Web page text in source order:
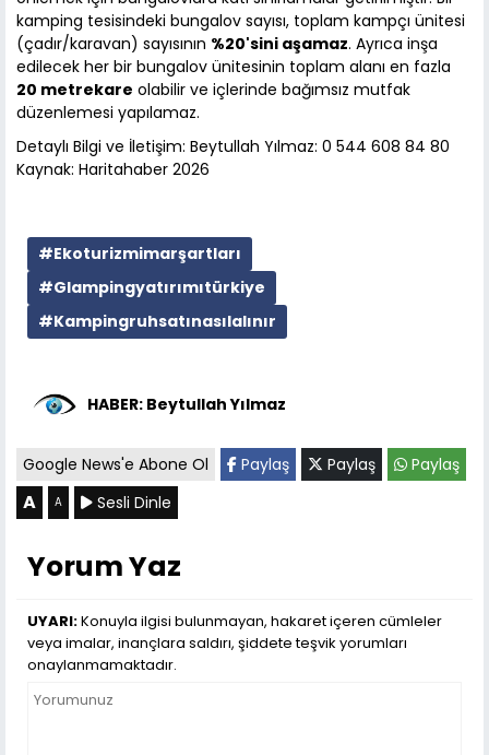
kamping tesisindeki bungalov sayısı, toplam kampçı ünitesi
(çadır/karavan) sayısının %20'sini aşamaz. Ayrıca inşa
edilecek her bir bungalov ünitesinin toplam alanı en fazla
20 metrekare olabilir ve içlerinde bağımsız mutfak
düzenlemesi yapılamaz.
Detaylı Bilgi ve İletişim: Beytullah Yılmaz: 0 544 608 84 80
Kaynak: Haritahaber 2026
#Ekoturizmimarşartları
#Glampingyatırımıtürkiye
#Kampingruhsatınasılalınır
HABER: Beytullah Yılmaz
Google News'e Abone Ol Paylaş Paylaş Paylaş
A A Sesli Dinle
Yorum Yaz
UYARI:Konuyla ilgisi bulunmayan, hakaret içeren cümleler
veya imalar, inançlara saldırı, şiddete teşvik yorumları
onaylanmamaktadır.